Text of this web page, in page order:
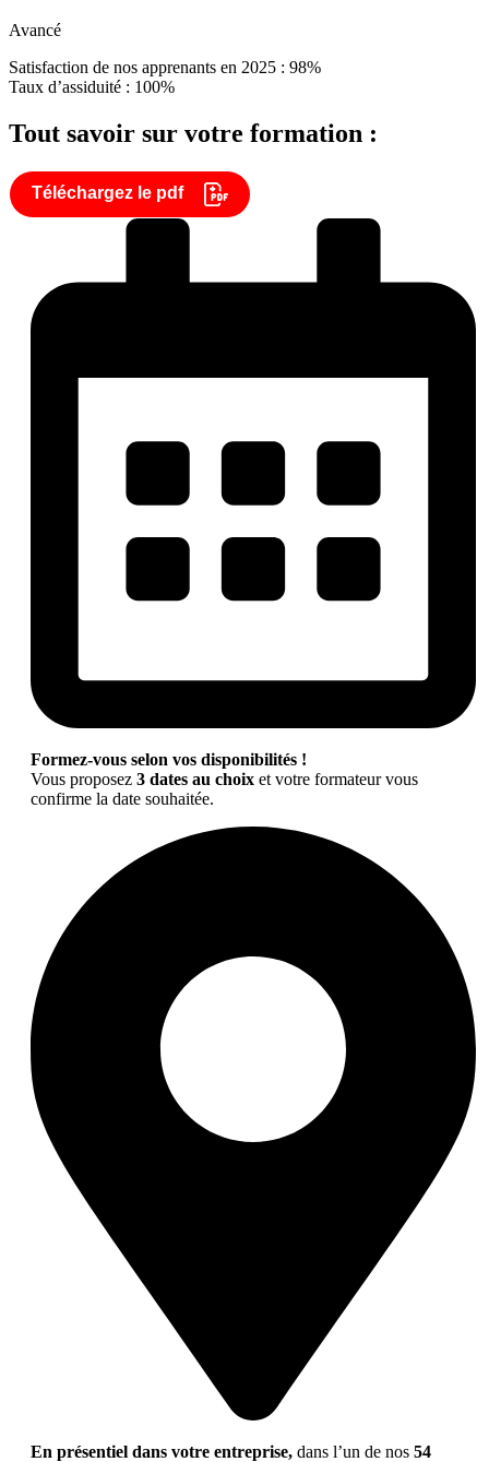
Avancé
Satisfaction de nos apprenants en 2025 : 98%
Taux d’assiduité : 100%
Tout savoir sur votre formation :
Téléchargez le pdf
Formez-vous selon vos disponibilités !
Vous proposez 3 dates au choix et votre formateur vous
confirme la date souhaitée.
En présentiel dans votre entreprise, dans l’un de nos 54